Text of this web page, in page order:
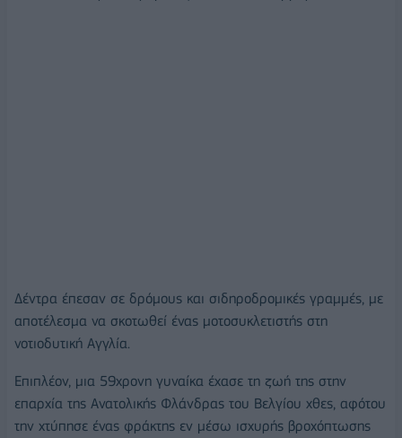
Δέντρα έπεσαν σε δρόμους και σιδηροδρομικές γραμμές, με
αποτέλεσμα να σκοτωθεί ένας μοτοσυκλετιστής στη
νοτιοδυτική Αγγλία.
Επιπλέον, μια 59χρονη γυναίκα έχασε τη ζωή της στην
επαρχία της Ανατολικής Φλάνδρας του Βελγίου χθες, αφότου
την χτύπησε ένας φράκτης εν μέσω ισχυρής βροχόπτωσης